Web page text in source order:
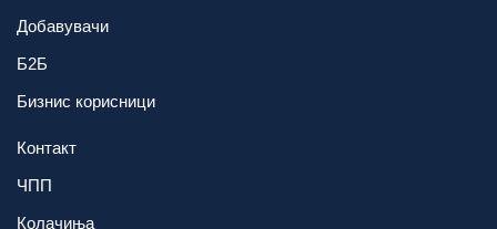
Добавувачи
Б2Б
Бизнис корисници
Контакт
ЧПП
Колачиња